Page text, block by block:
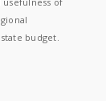
budget.